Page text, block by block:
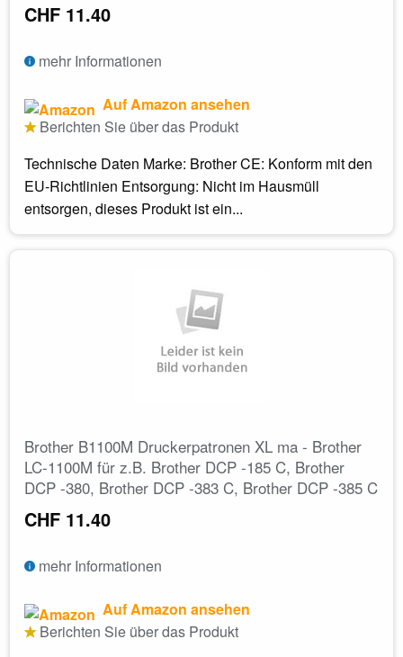
CHF 11.40
mehr Informationen
Auf Amazon ansehen
Berichten Sie über das Produkt
Technische Daten Marke: Brother CE: Konform mit den
EU-Richtlinien Entsorgung: Nicht im Hausmüll
entsorgen, dieses Produkt ist ein...
Brother B1100M Druckerpatronen XL ma - Brother
LC-1100M für z.B. Brother DCP -185 C, Brother
DCP -380, Brother DCP -383 C, Brother DCP -385 C
CHF 11.40
mehr Informationen
Auf Amazon ansehen
Berichten Sie über das Produkt